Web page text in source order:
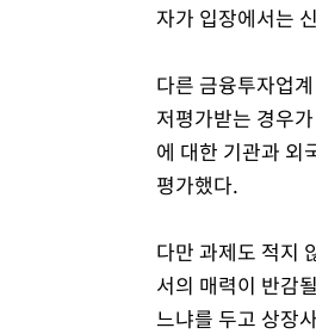
자가 입장에서는
다른 금융투자업
저평가받는 경우
에 대한 기관과 외
평가했다.
다만 과제도 적지
서의 매력이 반감
느냐를 두고 상장